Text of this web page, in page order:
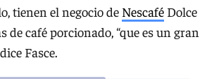
tienen el negocio de Nescafé Dolce
de café porcionado, “que es un gran
Fasce.